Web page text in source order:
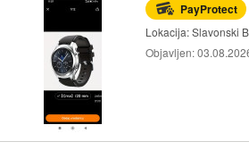
PayProtect
Lokacija:Slavonski
Objavljen: